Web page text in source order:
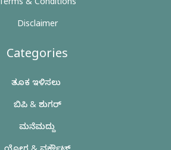
Terms & Conditions
Disclaimer
Categories
ತೂಕ ಇಳಿಸಲು
ಬಿಪಿ & ಶುಗರ್
ಮನೆಮದ್ದು